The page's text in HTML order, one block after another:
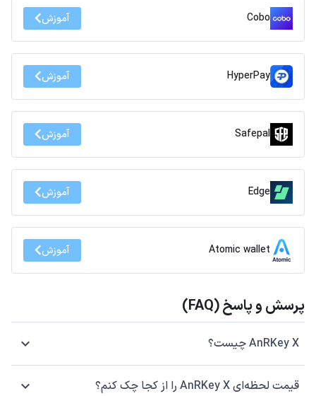
Cobo آموزش
HyperPay آموزش
Safepal آموزش
Edge آموزش
Atomic wallet آموزش
پرسش و پاسخ (FAQ)
AnRKey X چیست؟
قیمت لحظه‌ای AnRKey X را از کجا چک کنم؟